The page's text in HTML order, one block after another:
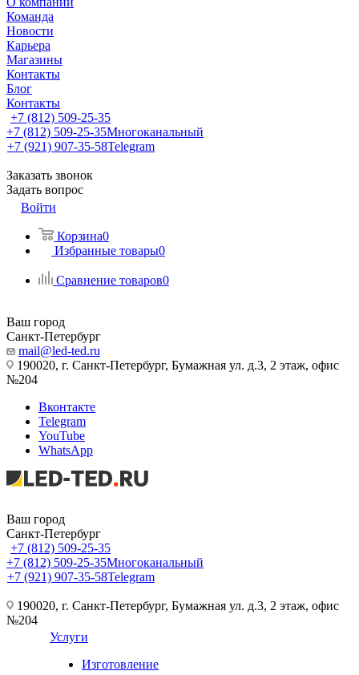
Команда
Новости
Карьера
Магазины
Контакты
Блог
Контакты
+7 (812) 509-25-35
+7 (812) 509-25-35Многоканальный
+7 (921) 907-35-58Telegram
Заказать звонок
Задать вопрос
Войти
Корзина0
Избранные товары0
Сравнение товаров0
Ваш город
Санкт-Петербург
mail@led-ted.ru
190020, г. Санкт-Петербург, Бумажная ул. д.3, 2 этаж, офис
№204
Вконтакте
Telegram
YouTube
WhatsApp
Ваш город
Санкт-Петербург
+7 (812) 509-25-35
+7 (812) 509-25-35Многоканальный
+7 (921) 907-35-58Telegram
190020, г. Санкт-Петербург, Бумажная ул. д.3, 2 этаж, офис
№204
Услуги
Изготовление